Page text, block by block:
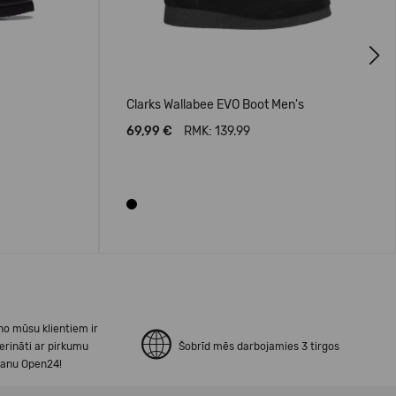
Clarks Wallabee EVO Boot Men's
69,99 €
RMK: 139.99
mūsu klientiem ir
ar pirkumu
Open24!
Šobrīd mēs darbojamies 3 tirgos